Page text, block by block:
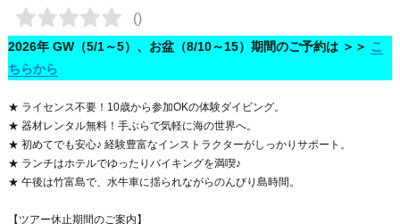
2026年 GW（5/1～5）、お盆（8/10～15）期間のご予約は ＞＞ こ
ちらから
★ ライセンス不要！10歳から参加OKの体験ダイビング。
★ 器材レンタル無料！手ぶらで気軽に海の世界へ。
★ 初めてでも安心♪ 経験豊富なインストラクターがしっかりサポート。
★ ランチはホテルでゆったりバイキングを満喫♪
★ 午後は竹富島で、水牛車に揺られながらのんびり島時間。
【ツアー休止期間のご案内】